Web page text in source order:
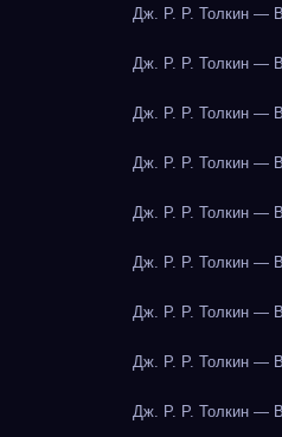
Дж. Р. Р. Толкин —
Дж. Р. Р. Толкин —
Дж. Р. Р. Толкин —
Дж. Р. Р. Толкин —
Дж. Р. Р. Толкин —
Дж. Р. Р. Толкин —
Дж. Р. Р. Толкин —
Дж. Р. Р. Толкин —
Дж. Р. Р. Толкин —